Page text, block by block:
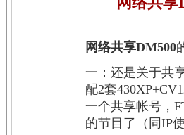
网络共享DM500
一：还是关于共
配2套
一个共享帐号，
的节目了（同IP